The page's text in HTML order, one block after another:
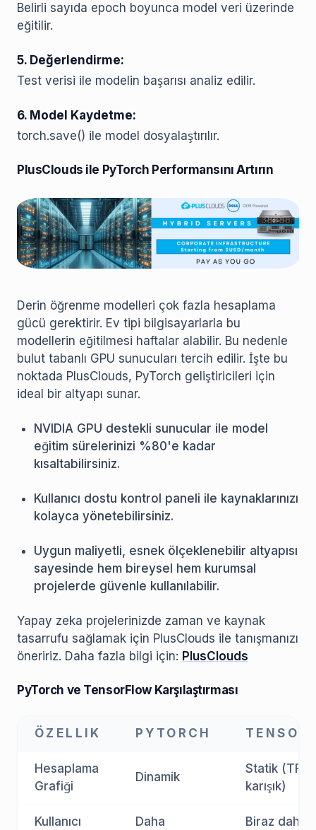
Belirli sayıda epoch boyunca model veri üzerinde
eğitilir.
5. Değerlendirme:
Test verisi ile modelin başarısı analiz edilir.
6. Model Kaydetme:
torch.save() ile model dosyalaştırılır.
PlusClouds ile PyTorch Performansını Artırın
Derin öğrenme modelleri çok fazla hesaplama
gücü gerektirir. Ev tipi bilgisayarlarla bu
modellerin eğitilmesi haftalar alabilir. Bu nedenle
bulut tabanlı GPU sunucuları tercih edilir. İşte bu
noktada PlusClouds, PyTorch geliştiricileri için
ideal bir altyapı sunar.
NVIDIA GPU destekli sunucular ile model
eğitim sürelerinizi %80'e kadar
kısaltabilirsiniz.
Kullanıcı dostu kontrol paneli ile kaynaklarınızı
kolayca yönetebilirsiniz.
Uygun maliyetli, esnek ölçeklenebilir altyapısı
sayesinde hem bireysel hem kurumsal
projelerde güvenle kullanılabilir.
Yapay zeka projelerinizde zaman ve kaynak
tasarrufu sağlamak için PlusClouds ile tanışmanızı
öneririz. Daha fazla bilgi için: PlusClouds
PyTorch ve TensorFlow Karşılaştırması
ÖZELLIK PYTORCH
Hesaplama
Grafiği
Dinamik
Statik (TF2
karışık)
Kullanıcı
Daha
Biraz daha